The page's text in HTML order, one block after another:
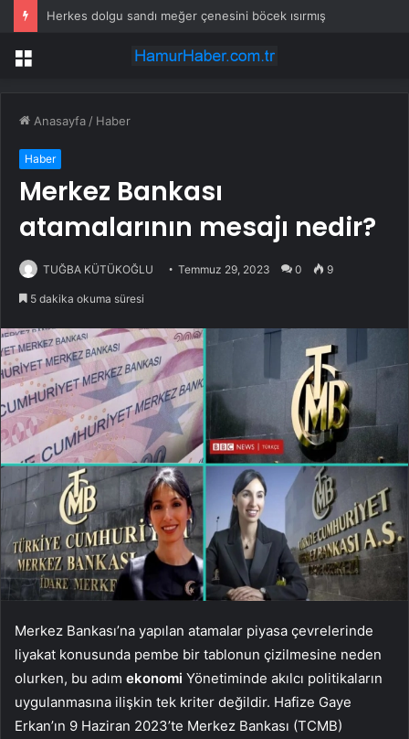
Herkes dolgu sandı meğer çenesini böcek ısırmış
Menü
Anasayfa / Haber
Haber
Merkez Bankası
atamalarının mesajı nedir?
TUĞBA KÜTÜKOĞLU Temmuz 29, 2023 0 9
5 dakika okuma süresi
Merkez Bankası’na yapılan atamalar piyasa çevrelerinde
liyakat konusunda pembe bir tablonun çizilmesine neden
olurken, bu adım ekonomi Yönetiminde akılcı politikaların
uygulanmasına ilişkin tek kriter değildir. Hafize Gaye
Erkan’ın 9 Haziran 2023’te Merkez Bankası (TCMB)